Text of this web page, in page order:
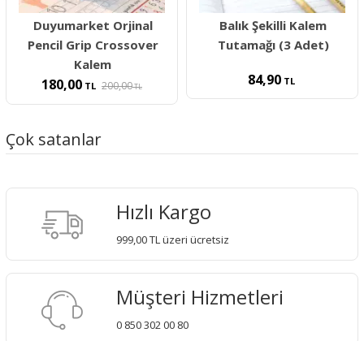
Duyumarket Orjinal
Pencil Grip Crossover
Kalem
180,00 TL 200,00TL
Balık Şekilli Kalem
Tutamağı (3 Adet)
84,90TL
Çok satanlar
Hızlı Kargo
999,00 TL üzeri ücretsiz
Müşteri Hizmetleri
0 850 302 00 80